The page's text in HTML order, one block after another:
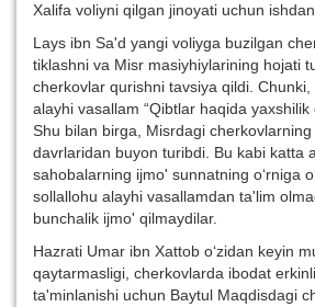
Xalifa voliyni qilgan jinoyati uchun ishdan
Lays ibn Sa'd yangi voliyga buzilgan
tiklashni va Misr masiyhiylarining hojati
cherkovlar qurishni tavsiya qildi.
alayhi vasallam “Qibtlar haqida yaxshilik
Shu bilan birga, Misrdagi cherkovlarning
davrlaridan buyon turibdi. Bu kabi katta
sahobalarning ijmo' sunnatning o‘rniga
sollallohu alayhi vasallamdan ta'lim
bunchalik ijmo' qilmaydilar.
Hazrati Umar ibn Xattob o‘zidan keyin
qaytarmasligi, cherkovlarda ibodat
ta'minlanishi uchun Baytul Maqdisdagi